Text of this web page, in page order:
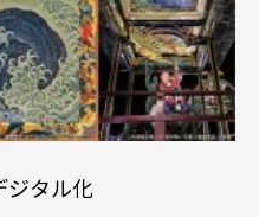
ジタル化